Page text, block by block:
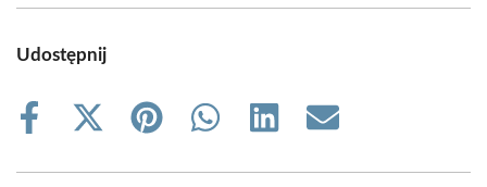
Udostępnij
Share
Share
(Twitter)
Share
Share
Share
Share